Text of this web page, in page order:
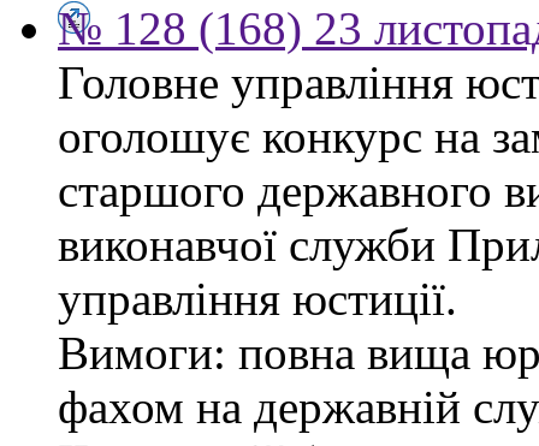
№ 128 (168) 23
Головне управління
оголошує конкурс на
старшого державного
виконавчої служби
управління юстиції.
Вимоги: повна вища
фахом на державній